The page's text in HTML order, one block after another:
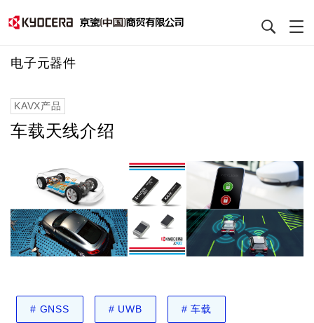
电子元器件
KAVX产品
车载天线介绍
# GNSS # UWB # 车载